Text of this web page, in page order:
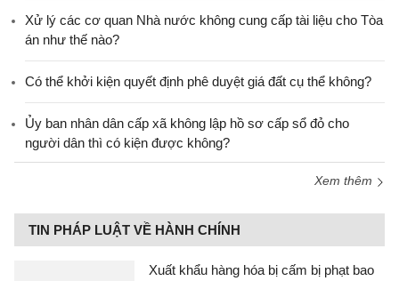
Xử lý các cơ quan Nhà nước không cung cấp tài liệu cho Tòa
án như thế nào?
Có thể khởi kiện quyết định phê duyệt giá đất cụ thể không?
Ủy ban nhân dân cấp xã không lập hồ sơ cấp sổ đỏ cho
người dân thì có kiện được không?
Xem thêm
TIN PHÁP LUẬT VỀ HÀNH CHÍNH
Xuất khẩu hàng hóa bị cấm bị phạt bao